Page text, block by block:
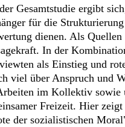
Gesamtstudie ergibt
für die
dienen. Als Quellen
In der
als Einstieg und
viel über Anspruch und
im Kollektiv sowie
Freizeit. Hier
der sozialistischen